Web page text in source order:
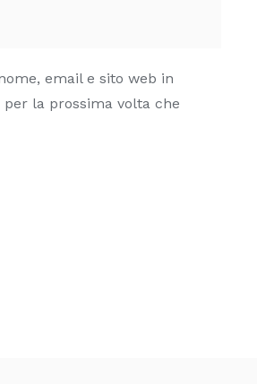
email e sito web in
la prossima volta che